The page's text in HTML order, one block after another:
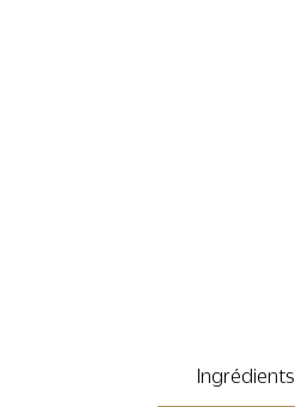
Ingrédients